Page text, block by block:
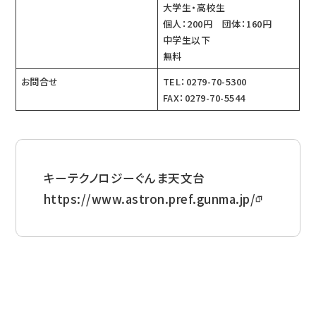
大学生・高校生
個人：200円 団体：160円
中学生以下
無料
お問合せ
TEL：0279-70-5300
FAX：0279-70-5544
キーテクノロジーぐんま天文台
https://www.astron.pref.gunma.jp/